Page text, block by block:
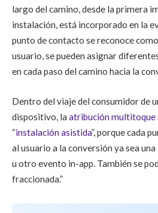
largo del camino, desde la primera
instalación, está incorporado en la
punto de contacto se reconoce
usuario, se pueden asignar
en cada paso del camino hacia la
Dentro del viaje del consumidor de
dispositivo, la atribución multitoque
“instalación asistida”, porque cada
al usuario a la conversión ya sea
u otro evento in-app. También se
fraccionada.”